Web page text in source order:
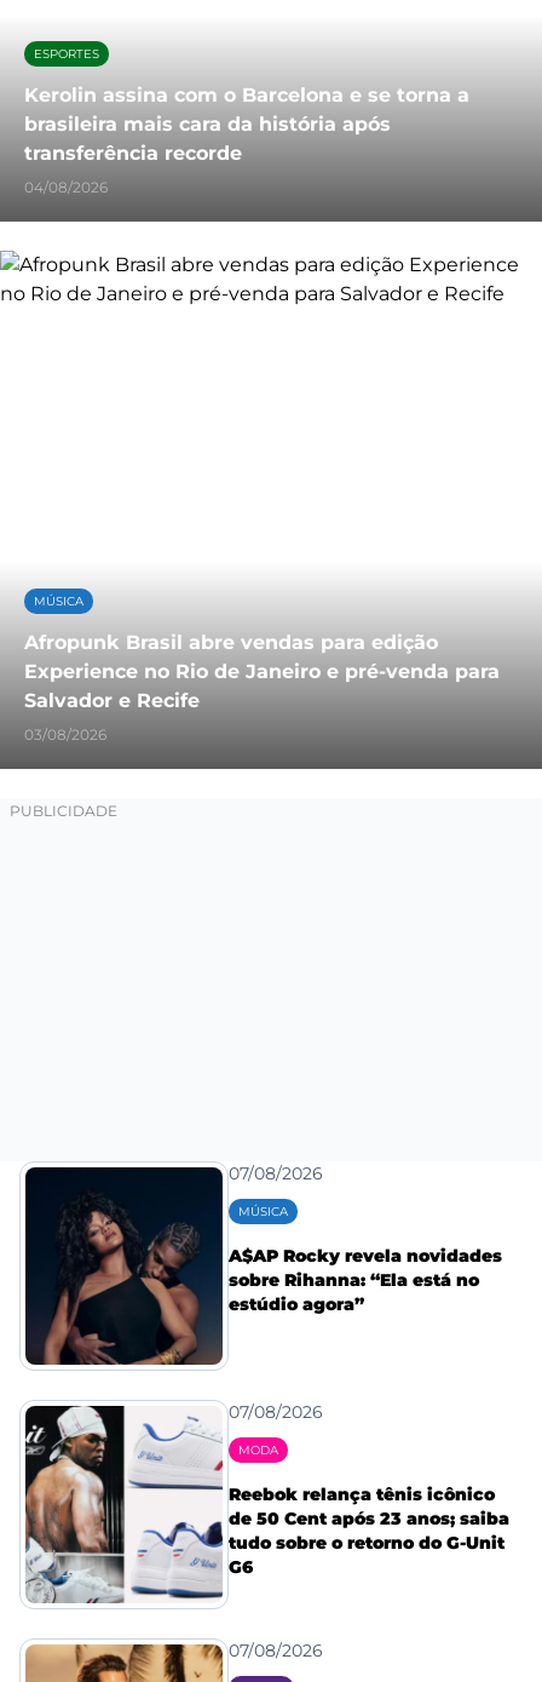
ESPORTES
Kerolin assina com o Barcelona e se torna a
brasileira mais cara da história após
transferência recorde
04/08/2026
MÚSICA
Afropunk Brasil abre vendas para edição
Experience no Rio de Janeiro e pré-venda para
Salvador e Recife
03/08/2026
07/08/2026
MÚSICA
A$AP Rocky revela novidades
sobre Rihanna: “Ela está no
estúdio agora”
07/08/2026
MODA
Reebok relança tênis icônico
de 50 Cent após 23 anos; saiba
tudo sobre o retorno do G-Unit
G6
07/08/2026